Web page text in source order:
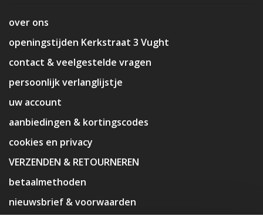
over ons
openingstijden Kerkstraat 3 Vught
contact & veelgestelde vragen
persoonlijk verlanglijstje
uw account
aanbiedingen & kortingscodes
cookies en privacy
VERZENDEN & RETOURNEREN
betaalmethoden
nieuwsbrief & voorwaarden